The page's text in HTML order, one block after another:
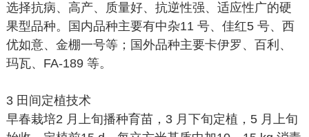
选择抗病、高产、质量好、抗逆性强、适应性广的硬
果型品种。国内品种主要有中杂11 号、佳红5 号、西
优如意、金棚一号等；国外品种主要卡伊罗、百利、
玛瓦、FA-189 等。
3 田间定植技术
早春栽培2 月上旬播种育苗，3 月下旬定植，5 月上旬